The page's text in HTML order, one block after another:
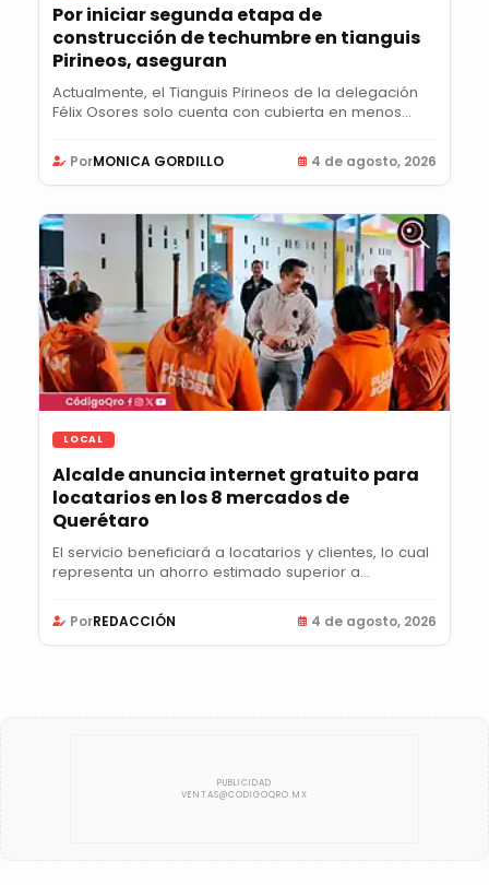
Por iniciar segunda etapa de
construcción de techumbre en tianguis
Pirineos, aseguran
Actualmente, el Tianguis Pirineos de la delegación
Félix Osores solo cuenta con cubierta en menos...
PorMONICA GORDILLO 4 de agosto, 2026
LOCAL
Alcalde anuncia internet gratuito para
locatarios en los 8 mercados de
Querétaro
El servicio beneficiará a locatarios y clientes, lo cual
representa un ahorro estimado superior a...
PorREDACCIÓN 4 de agosto, 2026